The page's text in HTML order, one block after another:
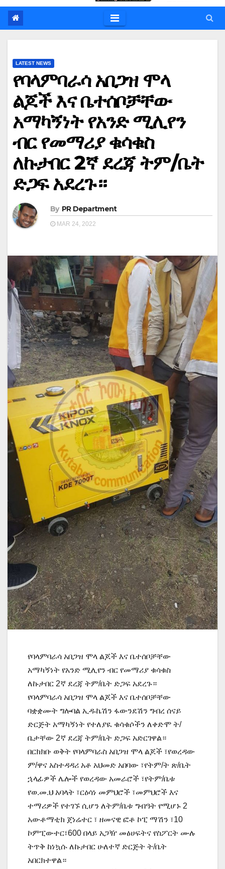
LATEST NEWS
የባላምባራሳ አበጋዝ ሞላ
ልጆች እና ቤተሰቦቻቸው
አማካኝነት የአንድ ሚሊየን
ብር የመማሪያ ቁሳቁስ
ለኩታበር 2ኛ ደረጃ ትም/ቤት
ድጋፍ አደረጉ።
By PR Department
MAR 24, 2022
የባላምባራሳ አበጋዝ ሞላ ልጆች እና ቤተሰቦቻቸው
አማካኝነት የአንድ ሚሊየን ብር የመማሪያ ቁሳቁስ
ለኩታበር 2ኛ ደረጃ ትም/ቤት ድጋፍ አደረጉ።
የባላምባራሳ አበጋዝ ሞላ ልጆች እና ቤተሰቦቻቸው
ባቋቋሙት ግሎባል ኢዱኬሽን ፋውንደሽን ግብረ ሰናይ
ድርጅት አማካኝነት የተለያዪ ቁሳቁሶችን ለቀድሞ ት/
ቤታቸው 2ኛ ደረጃ ትም/ቤት ድጋፍ አድርገዋል።
በርክክቡ ወቅት የባላምባራስ አበጋዝ ሞላ ልጆች ፣የወረዳው
ም/ዋና አስተዳዳሪ አቶ አህመድ አበባው ፣የትም/ት ጽ/ቤት
ኋላፊዎች ሌሎች የወረዳው አመራሮች ፣የትም/ቤቱ
የወ.መ.ህ አባላት ፣ርዕሳነ መምህሮች ፣መምህሮች እና
ተማሪዎች የተገኙ ሲሆን ለትም/ቤቱ ግብዓት የሚሆኑ 2
አውቶማቲክ ጀነሬተር ፣ ዘመናዊ ፎቶ ኮፒ ማሽን ፣10
ኮምፒውተር፣600 በላይ አጋዥ መፅሀፍትና የስፖርት ሙሉ
ትጥቅ ከነኳሱ ለኩታበር ሁለተኛ ድርጅት ት/ቤት
አበርክተዋል።